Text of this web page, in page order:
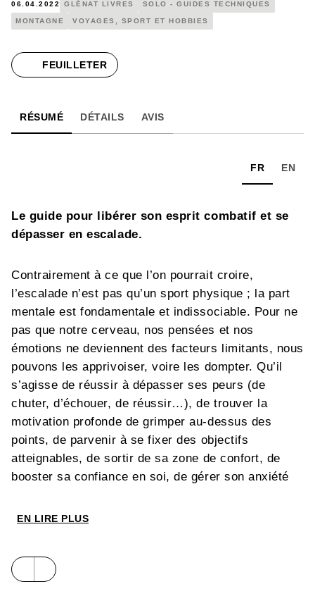
06.04.2022 GLÉNAT LIVRES SOLO - GUIDES TECHNIQUES
MONTAGNE VOYAGES, SPORT ET HOBBIES
FEUILLETER
RÉSUMÉ DÉTAILS AVIS
FR EN
Le guide pour libérer son esprit combatif et se
dépasser en escalade.
Contrairement à ce que l’on pourrait croire,
l’escalade n’est pas qu’un sport physique ; la part
mentale est fondamentale et indissociable. Pour ne
pas que notre cerveau, nos pensées et nos
émotions ne deviennent des facteurs limitants, nous
pouvons les apprivoiser, voire les dompter. Qu’il
s’agisse de réussir à dépasser ses peurs (de
chuter, d’échouer, de réussir…), de trouver la
motivation profonde de grimper au-dessus des
points, de parvenir à se fixer des objectifs
atteignables, de sortir de sa zone de confort, de
booster sa confiance en soi, de gérer son anxiété
l’escalade réclame assurément une forme
visualisation, de concentration, de gestion des
émotions, routines à mettre en place, les auteurs
EN LIRE PLUS